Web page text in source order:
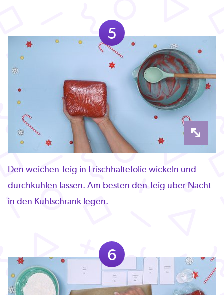
5
Den weichen Teig in Frischhaltefolie wickeln und
durchkühlen lassen. Am besten den Teig über Nacht
in den Kühlschrank legen.
6